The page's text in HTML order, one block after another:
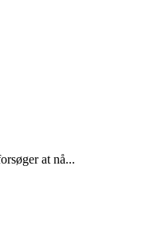
at nå...